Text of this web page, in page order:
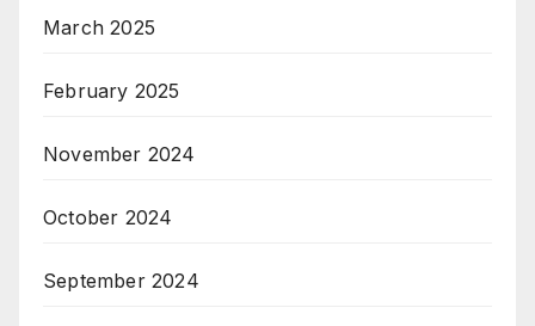
March 2025
February 2025
November 2024
October 2024
September 2024